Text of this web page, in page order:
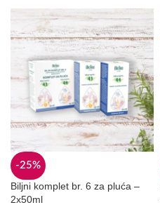
-25%
Biljni komplet br. 6 za pluća –
2x50ml